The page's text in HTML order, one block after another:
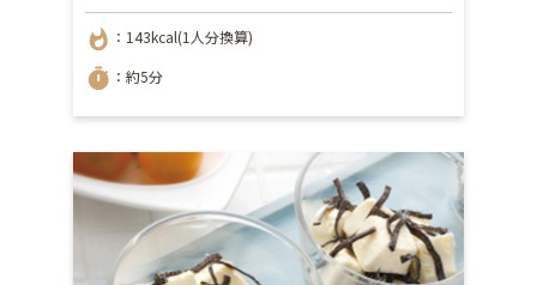
whatshot ：143kcal(1人分換算)
timer ：約5分